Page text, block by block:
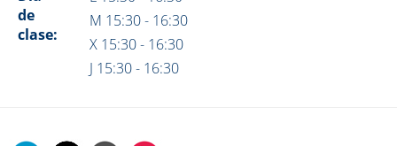
de
clase:
M 15:30 - 16:30
X 15:30 - 16:30
J 15:30 - 16:30